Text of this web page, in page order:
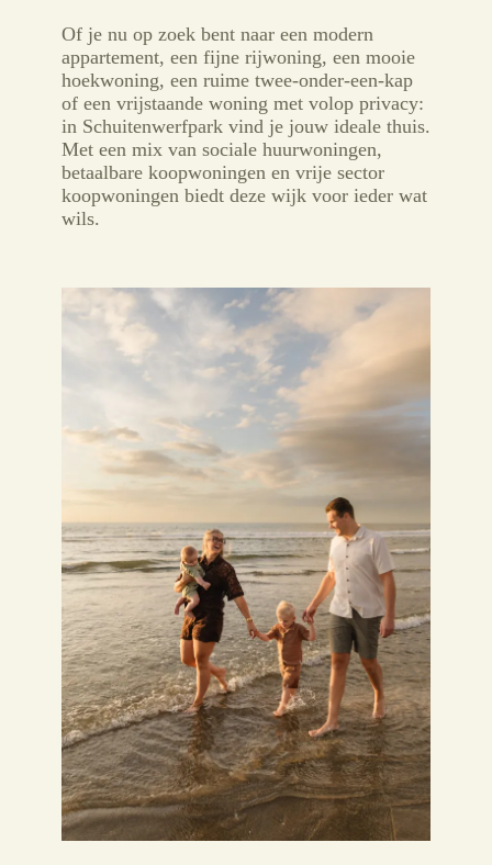
Of je nu op zoek bent naar een modern
appartement, een fijne rijwoning, een mooie
hoekwoning, een ruime twee-onder-een-kap
of een vrijstaande woning met volop privacy:
in Schuitenwerfpark vind je jouw ideale thuis.
Met een mix van sociale huurwoningen,
betaalbare koopwoningen en vrije sector
koopwoningen biedt deze wijk voor ieder wat
wils.